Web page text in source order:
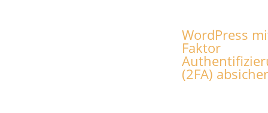
WordPress
Faktor
(2FA)